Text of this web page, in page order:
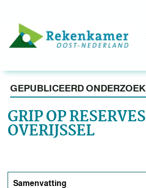
GEPUBLICEERD ONDERZOEK
GRIP OP RESERVES
OVERIJSSEL
Samenvatting